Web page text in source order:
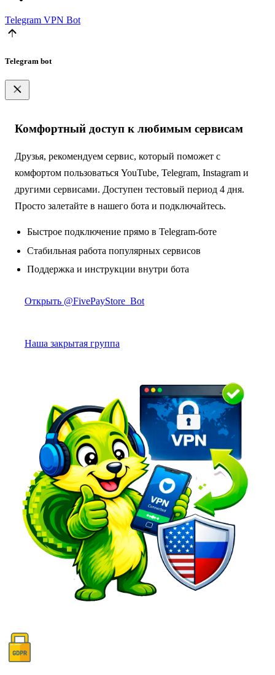
Telegram VPN Bot
Telegram bot
Комфортный доступ к любимым сервисам
Друзья, рекомендуем сервис, который поможет с
комфортом пользоваться YouTube, Telegram, Instagram и
другими сервисами. Доступен тестовый период 4 дня.
Просто залетайте в нашего бота и подключайтесь.
Быстрое подключение прямо в Telegram-боте
Стабильная работа популярных сервисов
Поддержка и инструкции внутри бота
Открыть @FivePayStore_Bot
Наша закрытая группа